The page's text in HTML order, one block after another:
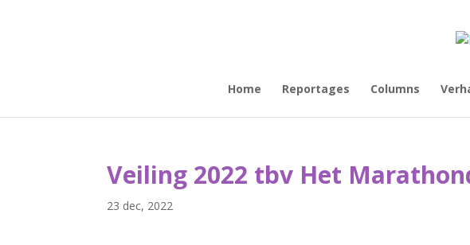
Home Reportages Columns
Veiling 2022 tbv Het
23 dec, 2022